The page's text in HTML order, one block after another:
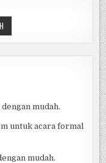
mudah.
untuk acara formal
mudah.